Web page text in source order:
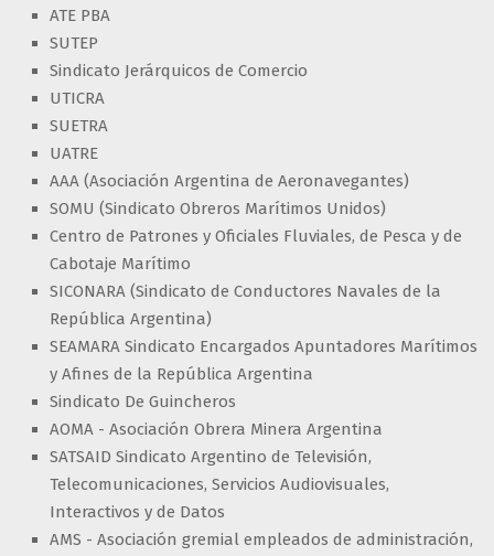
ATE PBA
SUTEP
Sindicato Jerárquicos de Comercio
UTICRA
SUETRA
UATRE
AAA (Asociación Argentina de Aeronavegantes)
SOMU (Sindicato Obreros Marítimos Unidos)
Centro de Patrones y Oficiales Fluviales, de Pesca y de
Cabotaje Marítimo
SICONARA (Sindicato de Conductores Navales de la
República Argentina)
SEAMARA Sindicato Encargados Apuntadores Marítimos
y Afines de la República Argentina
Sindicato De Guincheros
AOMA - Asociación Obrera Minera Argentina
SATSAID Sindicato Argentino de Televisión,
Telecomunicaciones, Servicios Audiovisuales,
Interactivos y de Datos
AMS - Asociación gremial empleados de administración,